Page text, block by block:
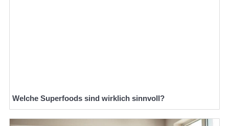
Welche Superfoods sind wirklich sinnvoll?